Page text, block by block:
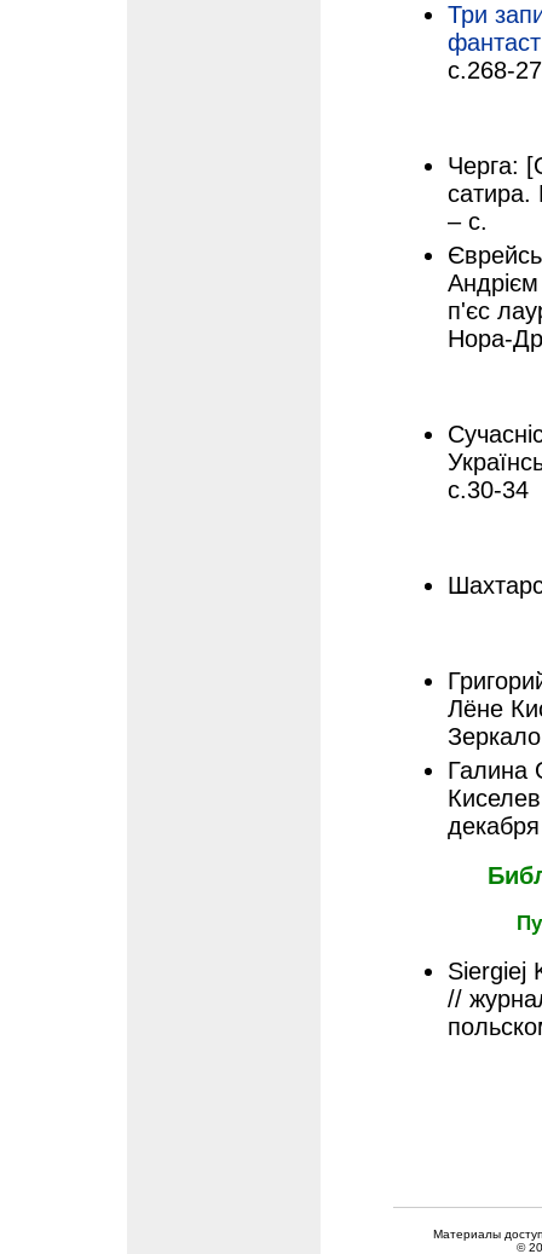
Три
с.268-
Черга:
сатира.
– с.
п'єс
Нора-
с.30-34
Лёне
Галина
Siergiej
//